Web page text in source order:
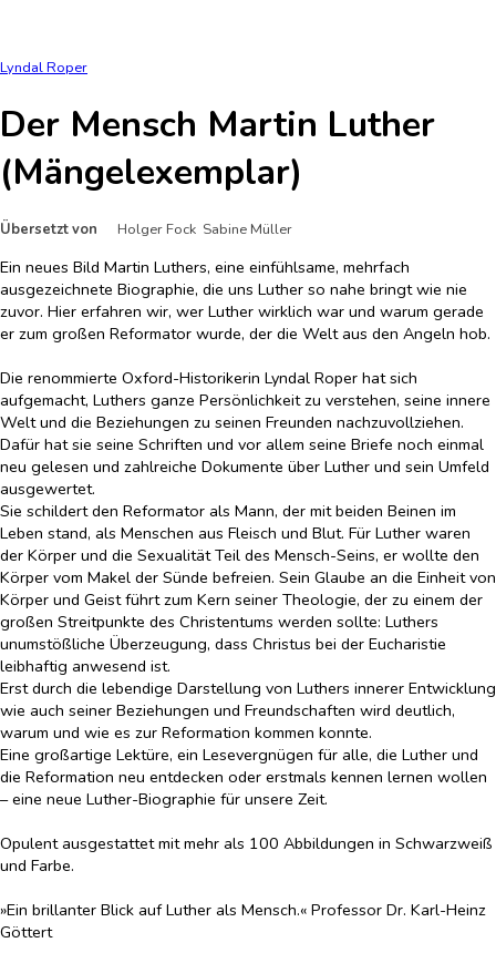
Lyndal Roper
Der Mensch Martin Luther
(Mängelexemplar)
Übersetzt von Holger Fock Sabine Müller
Ein neues Bild Martin Luthers, eine einfühlsame, mehrfach
ausgezeichnete Biographie, die uns Luther so nahe bringt wie nie
zuvor. Hier erfahren wir, wer Luther wirklich war und warum gerade
er zum großen Reformator wurde, der die Welt aus den Angeln hob.
Die renommierte Oxford-Historikerin Lyndal Roper hat sich
aufgemacht, Luthers ganze Persönlichkeit zu verstehen, seine innere
Welt und die Beziehungen zu seinen Freunden nachzuvollziehen.
Dafür hat sie seine Schriften und vor allem seine Briefe noch einmal
neu gelesen und zahlreiche Dokumente über Luther und sein Umfeld
ausgewertet.
Sie schildert den Reformator als Mann, der mit beiden Beinen im
Leben stand, als Menschen aus Fleisch und Blut. Für Luther waren
der Körper und die Sexualität Teil des Mensch-Seins, er wollte den
Körper vom Makel der Sünde befreien. Sein Glaube an die Einheit von
Körper und Geist führt zum Kern seiner Theologie, der zu einem der
großen Streitpunkte des Christentums werden sollte: Luthers
unumstößliche Überzeugung, dass Christus bei der Eucharistie
leibhaftig anwesend ist.
Erst durch die lebendige Darstellung von Luthers innerer Entwicklung
wie auch seiner Beziehungen und Freundschaften wird deutlich,
warum und wie es zur Reformation kommen konnte.
Eine großartige Lektüre, ein Lesevergnügen für alle, die Luther und
die Reformation neu entdecken oder erstmals kennen lernen wollen
– eine neue Luther-Biographie für unsere Zeit.
Opulent ausgestattet mit mehr als 100 Abbildungen in Schwarzweiß
und Farbe.
»Ein brillanter Blick auf Luther als Mensch.« Professor Dr. Karl-Heinz
Göttert